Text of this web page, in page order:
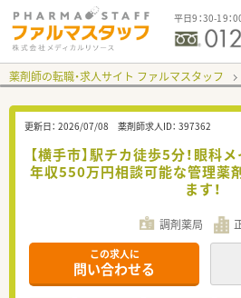
平日9：30-19：
薬剤師の転職・求人サイト ファルマスタッフ
更新日： 2026/07/08 薬剤師求人ID： 397362
【横手市】駅チカ徒歩5分！眼科
年収550万円相談可能な管理薬
ます！
調剤薬局
この求人に
問い合わせる